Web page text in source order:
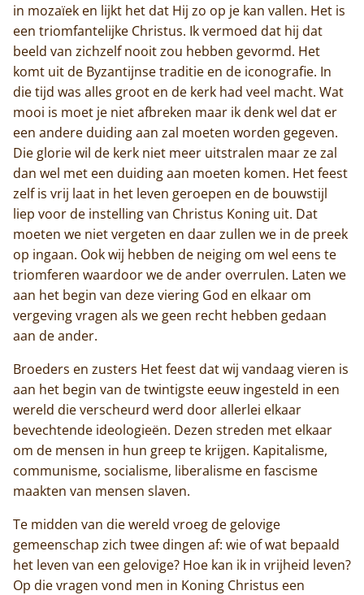
in mozaïek en lijkt het dat Hij zo op je kan vallen. Het is
een triomfantelijke Christus. Ik vermoed dat hij dat
beeld van zichzelf nooit zou hebben gevormd. Het
komt uit de Byzantijnse traditie en de iconografie. In
die tijd was alles groot en de kerk had veel macht. Wat
mooi is moet je niet afbreken maar ik denk wel dat er
een andere duiding aan zal moeten worden gegeven.
Die glorie wil de kerk niet meer uitstralen maar ze zal
dan wel met een duiding aan moeten komen. Het feest
zelf is vrij laat in het leven geroepen en de bouwstijl
liep voor de instelling van Christus Koning uit. Dat
moeten we niet vergeten en daar zullen we in de preek
op ingaan. Ook wij hebben de neiging om wel eens te
triomferen waardoor we de ander overrulen. Laten we
aan het begin van deze viering God en elkaar om
vergeving vragen als we geen recht hebben gedaan
aan de ander.
Broeders en zusters Het feest dat wij vandaag vieren is
aan het begin van de twintigste eeuw ingesteld in een
wereld die verscheurd werd door allerlei elkaar
bevechtende ideologieën. Dezen streden met elkaar
om de mensen in hun greep te krijgen. Kapitalisme,
communisme, socialisme, liberalisme en fascisme
maakten van mensen slaven.
Te midden van die wereld vroeg de gelovige
gemeenschap zich twee dingen af: wie of wat bepaald
het leven van een gelovige? Hoe kan ik in vrijheid leven?
Op die vragen vond men in Koning Christus een